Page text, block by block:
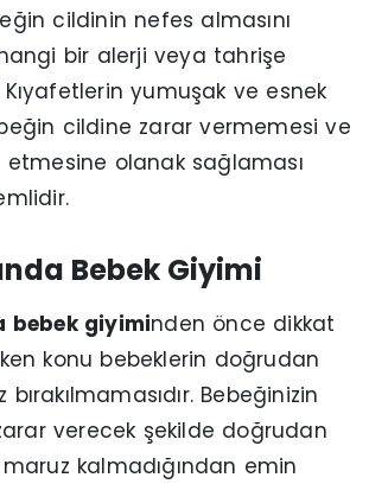
cildinin nefes almasını
bir alerji veya tahrişe
yumuşak ve esnek
cildine zarar vermemesi ve
olanak sağlaması
Bebek Giyimi
bebek giyiminden önce dikkat
konu bebeklerin doğrudan
Bebeğinizin
verecek şekilde doğrudan
maruz kalmadığından emin